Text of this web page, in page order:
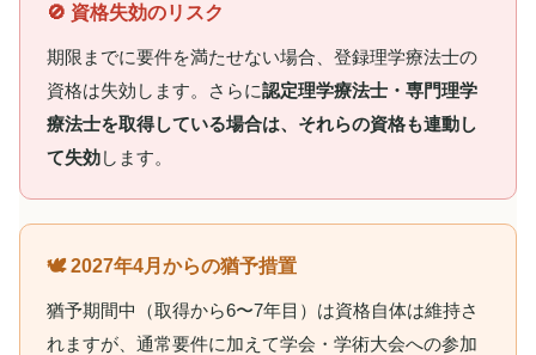
🚫 資格失効のリスク
期限までに要件を満たせない場合、登録理学療法士の
資格は失効します。さらに認定理学療法士・専門理学
療法士を取得している場合は、それらの資格も連動し
て失効します。
🕊️ 2027年4月からの猶予措置
猶予期間中（取得から6〜7年目）は資格自体は維持さ
れますが、通常要件に加えて学会・学術大会への参加